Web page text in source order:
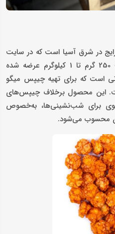
در شرق آسیا است که در سایت
بارجیل در بسته‌بندی‌های مختلف 250 گرم تا 1 کیلوگرم عرضه شده
است که برای تهیه چیپس میگو
این محصول برخلاف چیپس‌های
برای شب‌نشینی‌ها، به‌خصوص
محسوب می‌شود.